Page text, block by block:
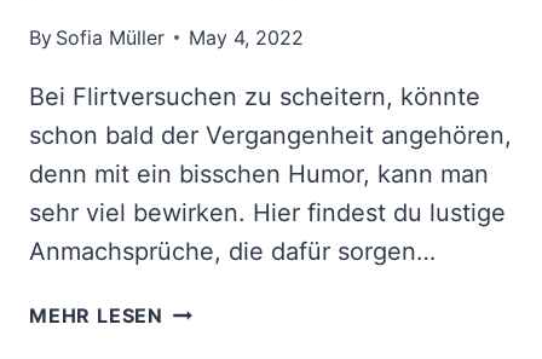
By Sofia Müller May 4, 2022
Bei Flirtversuchen zu scheitern, könnte
schon bald der Vergangenheit angehören,
denn mit ein bisschen Humor, kann man
sehr viel bewirken. Hier findest du lustige
Anmachsprüche, die dafür sorgen…
MEHR LESEN 126